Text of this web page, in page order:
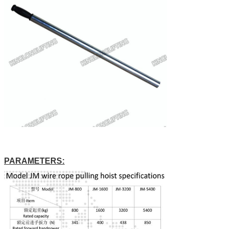
PARAMETERS: